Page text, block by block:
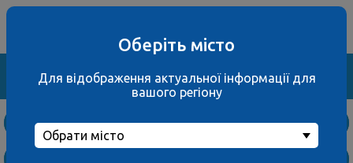
Знайти
та ціни
Підготовка
Адреси
Оберіть місто
Для відображення актуальної інформації для
вашого регіону
Обрати місто